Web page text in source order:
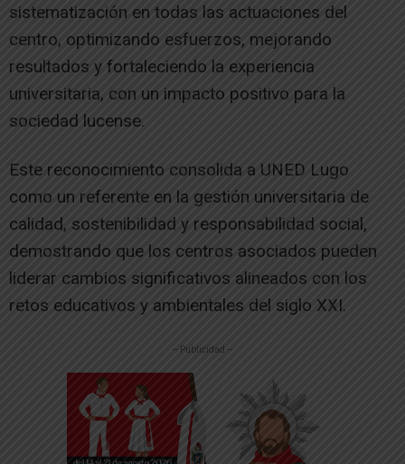
sistematización en todas las actuaciones del
centro, optimizando esfuerzos, mejorando
resultados y fortaleciendo la experiencia
universitaria, con un impacto positivo para la
sociedad lucense.
Este reconocimiento consolida a UNED Lugo
como un referente en la gestión universitaria de
calidad, sostenibilidad y responsabilidad social,
demostrando que los centros asociados pueden
liderar cambios significativos alineados con los
retos educativos y ambientales del siglo XXI.
-- Publicidad --